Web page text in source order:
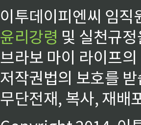
이투데이피엔씨 임
윤리강령 및 실천규
브라보 마이 라이프
저작권법의 보호를
무단전재, 복사, 재배